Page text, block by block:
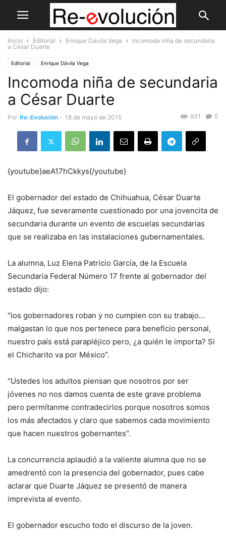
Inicio Editorial Enrique Dávila Vega
Incomoda niña de secundaria
a César Duarte
Editorial Enrique Dávila Vega
Incomoda niña de secundaria
a César Duarte
Por Re-Evolución - 18 de mayo de 2015 0
931
{youtube}aeA17hCkkys{/youtube}
El gobernador del estado de Chihuahua, César Duarte
Jáquez, fue severamente cuestionado por una jovencita de
secundaria durante un evento de escuelas secundarias
que se realizaba en las instalaciones gubernamentales.
La alumna, Luz Elena Patricio García, de la Escuela
Secundaria Federal Número 17 frente al gobernador del
estado dijo:
“los gobernadores roban y no cumplen con su trabajo…
malgastan lo que nos pertenece para beneficio personal,
nuestro país está parapléjico pero, ¿a quién le importa? Si
el Chicharito va por México”.
“Ustedes los adultos piensan que nosotros por ser
jóvenes no nos damos cuenta de este grave problema
pero permítanme contradecirlos porque nosotros somos
los más afectados y claro que sabemos cada movimiento
que hacen nuestros gobernantes”.
La concurrencia aplaudió a la valiente alumna que no se
amedrentó con la presencia del gobernador, pues cabe
aclarar que Duarte Jáquez se presentó de manera
imprevista al evento.
El gobernador escucho todo el discurso de la joven.